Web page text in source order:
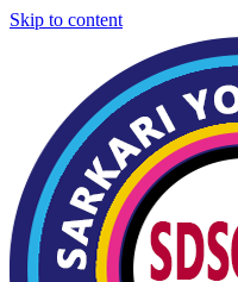
Skip to content